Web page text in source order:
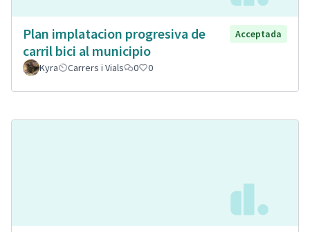
Plan implatacion progresiva de
carril bici al municipio
Acceptada
Kyra Carrers i Vials 0 0